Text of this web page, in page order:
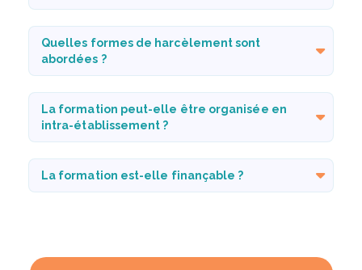
Quelles formes de harcèlement sont
abordées ?
La formation peut-elle être organisée en
intra-établissement ?
La formation est-elle finançable ?